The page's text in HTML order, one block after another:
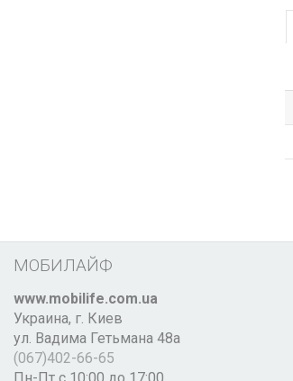
МОБИЛАЙФ
www.mobilife.com.ua
Украина, г. Киев
ул. Вадима Гетьмана 48а
(067)402-66-65